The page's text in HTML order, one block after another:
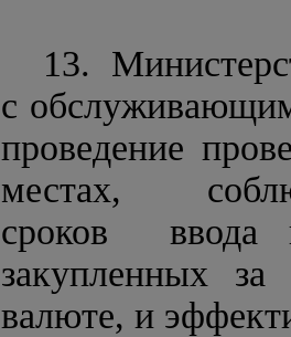
13.
с
проведение
местах,
сроков
закупленных за
валюте, и